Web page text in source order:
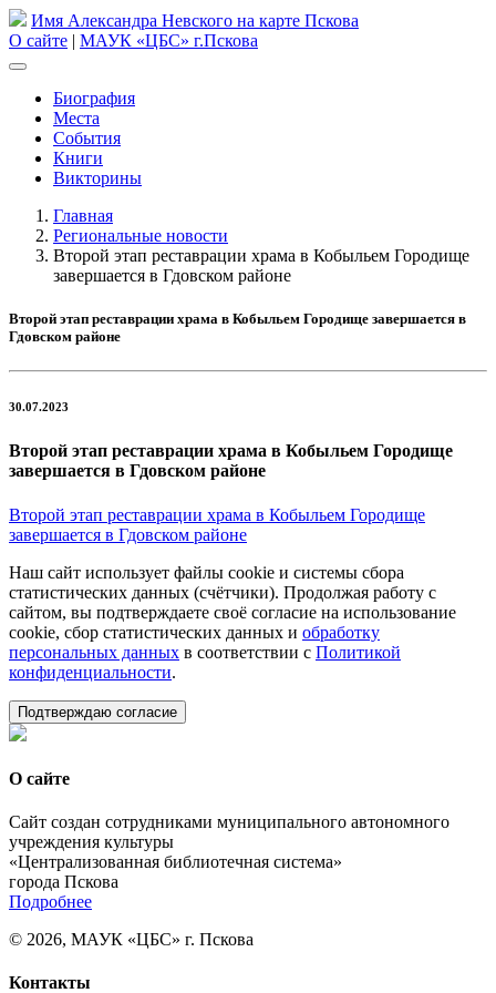
Имя Александра Невского на карте Пскова
О сайте | МАУК «ЦБС» г.Пскова
Биография
Места
События
Книги
Викторины
Главная
Региональные новости
Второй этап реставрации храма в Кобыльем Городище
завершается в Гдовском районе
Второй этап реставрации храма в Кобыльем Городище завершается в
Гдовском районе
30.07.2023
Второй этап реставрации храма в Кобыльем Городище
завершается в Гдовском районе
Второй этап реставрации храма в Кобыльем Городище
завершается в Гдовском районе
Наш сайт использует файлы cookie и системы сбора
статистических данных (счётчики). Продолжая работу с
сайтом, вы подтверждаете своё согласие на использование
cookie, сбор статистических данных и обработку
персональных данных в соответствии с Политикой
конфиденциальности.
Подтверждаю согласие
О сайте
Сайт создан сотрудниками муниципального автономного
учреждения культуры
«Централизованная библиотечная система»
города Пскова
Подробнее
© 2026, МАУК «ЦБС» г. Пскова
Контакты